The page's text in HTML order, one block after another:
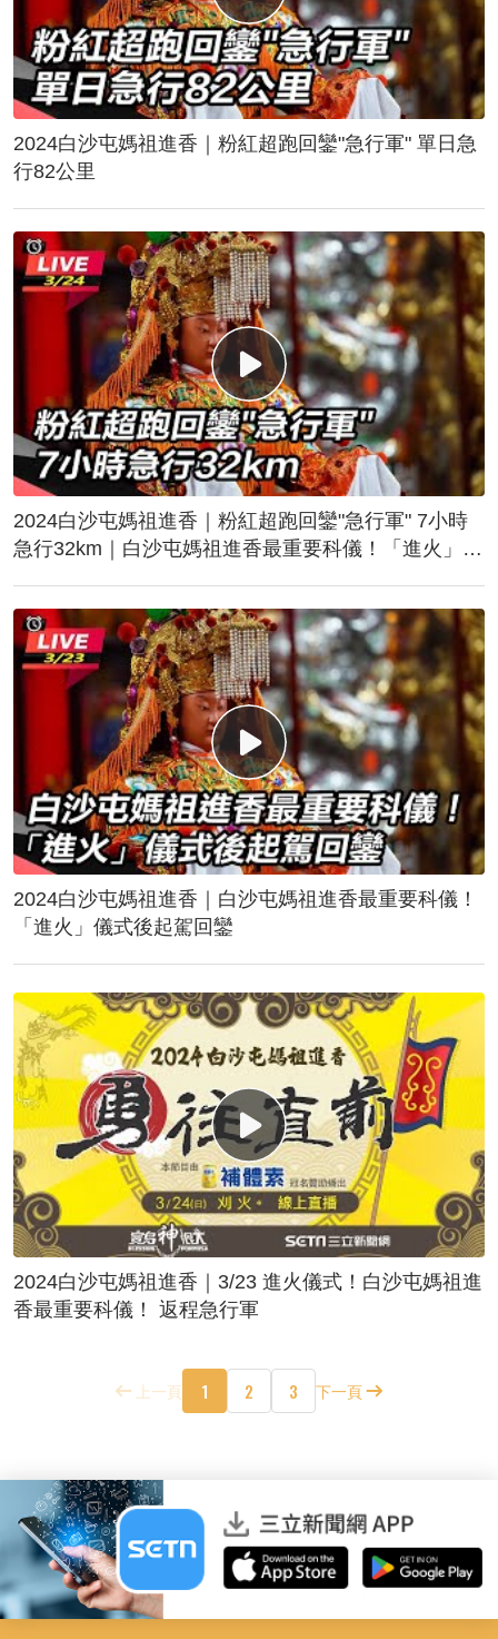
2024白沙屯媽祖進香｜粉紅超跑回鑾"急行軍" 單日急
行82公里
2024白沙屯媽祖進香｜粉紅超跑回鑾"急行軍" 7小時
急行32km｜白沙屯媽祖進香最重要科儀！「進火」儀
2024白沙屯媽祖進香｜白沙屯媽祖進香最重要科儀！
「進火」儀式後起駕回鑾
2024白沙屯媽祖進香｜3/23 進火儀式！白沙屯媽祖進
香最重要科儀！ 返程急行軍
上一頁 1 2 3 下一頁